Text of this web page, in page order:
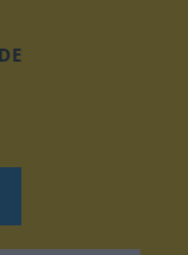
DE